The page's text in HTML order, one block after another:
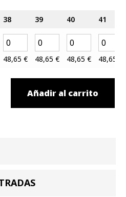
38 39 40
41
48,65 € 48,65 € 48,65 € 48,65
Añadir al carrito